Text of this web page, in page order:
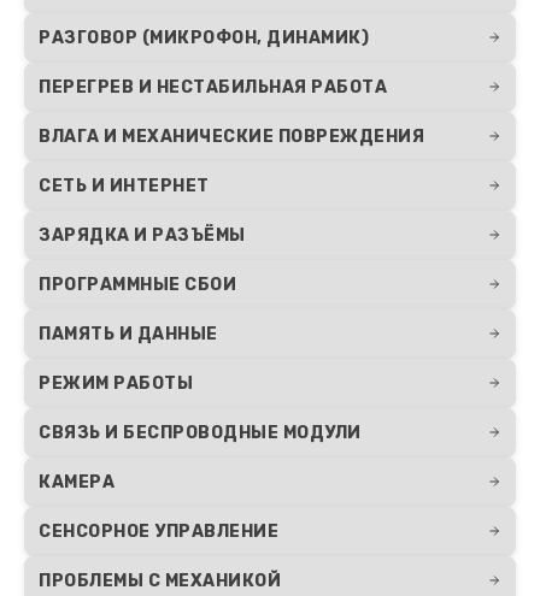
РАЗГОВОР (МИКРОФОН, ДИНАМИК)
ПЕРЕГРЕВ И НЕСТАБИЛЬНАЯ РАБОТА
ВЛАГА И МЕХАНИЧЕСКИЕ ПОВРЕЖДЕНИЯ
СЕТЬ И ИНТЕРНЕТ
ЗАРЯДКА И РАЗЪЁМЫ
ПРОГРАММНЫЕ СБОИ
ПАМЯТЬ И ДАННЫЕ
РЕЖИМ РАБОТЫ
СВЯЗЬ И БЕСПРОВОДНЫЕ МОДУЛИ
КАМЕРА
СЕНСОРНОЕ УПРАВЛЕНИЕ
ПРОБЛЕМЫ С МЕХАНИКОЙ